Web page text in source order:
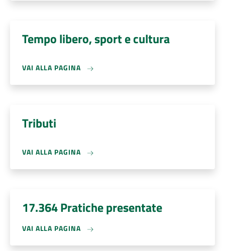
Tempo libero, sport e cultura
VAI ALLA PAGINA
Tributi
VAI ALLA PAGINA
17.364 Pratiche presentate
VAI ALLA PAGINA